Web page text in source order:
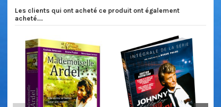
Les clients qui ont acheté ce produit ont également
acheté...